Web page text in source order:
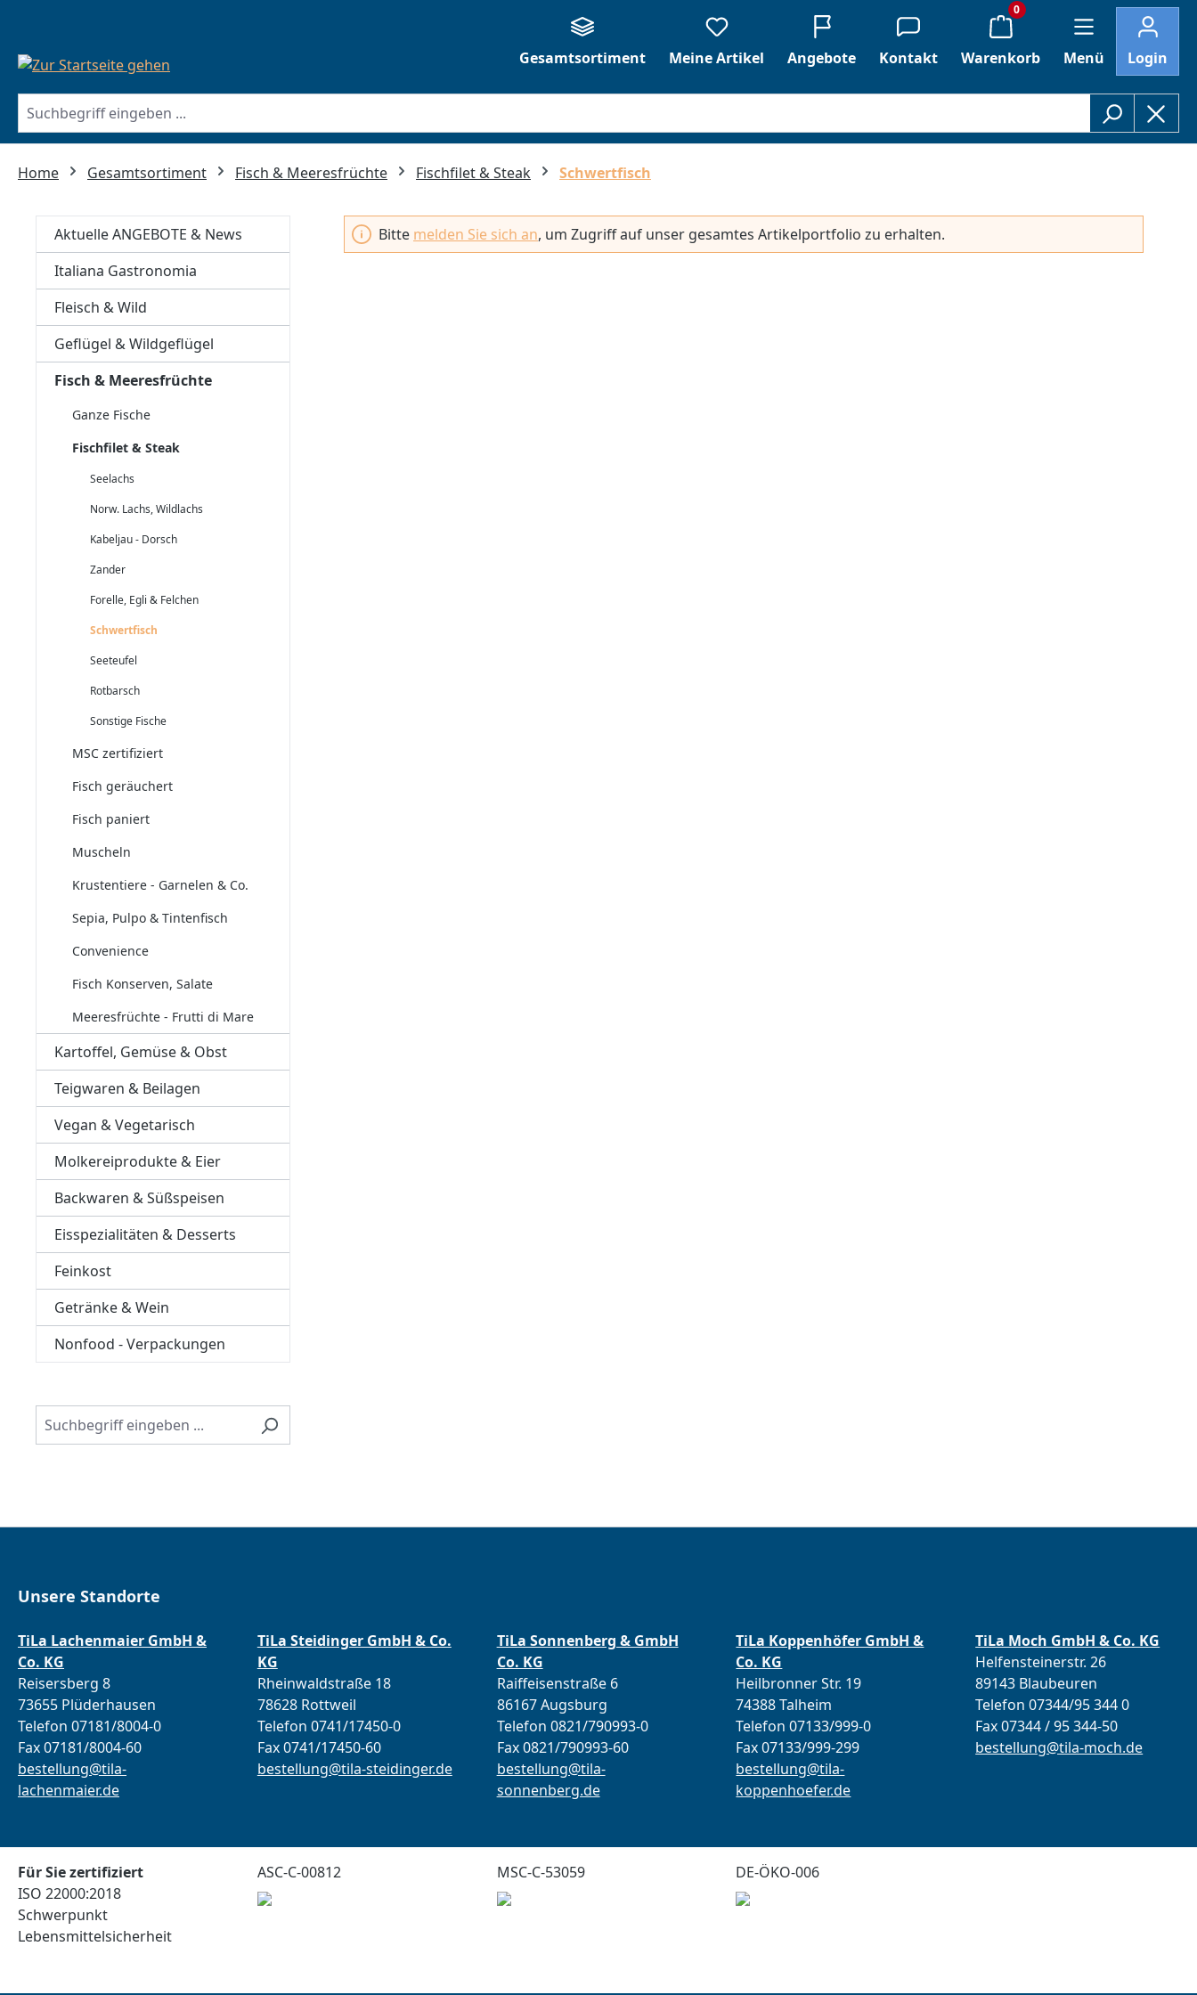
Gesamtsortiment
Meine Artikel Angebote Kontakt
0
Warenkorb Menü Login
Home Gesamtsortiment Fisch & Meeresfrüchte Fischfilet & Steak Schwertfisch
Aktuelle ANGEBOTE & News
Italiana Gastronomia
Fleisch & Wild
Geflügel & Wildgeflügel
Fisch & Meeresfrüchte
Ganze Fische
Fischfilet & Steak
Seelachs
Norw. Lachs, Wildlachs
Kabeljau - Dorsch
Zander
Forelle, Egli & Felchen
Schwertfisch
Seeteufel
Rotbarsch
Sonstige Fische
MSC zertifiziert
Fisch geräuchert
Fisch paniert
Muscheln
Krustentiere - Garnelen & Co.
Sepia, Pulpo & Tintenfisch
Convenience
Fisch Konserven, Salate
Meeresfrüchte - Frutti di Mare
Kartoffel, Gemüse & Obst
Teigwaren & Beilagen
Vegan & Vegetarisch
Molkereiprodukte & Eier
Backwaren & Süßspeisen
Eisspezialitäten & Desserts
Feinkost
Getränke & Wein
Nonfood - Verpackungen
Bitte melden Sie sich an, um Zugriff auf unser gesamtes Artikelportfolio zu erhalten.
Unsere Standorte
TiLa Lachenmaier GmbH &
Co. KG
Reisersberg 8
73655 Plüderhausen
Telefon 07181/8004-0
Fax 07181/8004-60
bestellung@tila-
lachenmaier.de
TiLa Steidinger GmbH & Co.
KG
Rheinwaldstraße 18
78628 Rottweil
Telefon 0741/17450-0
Fax 0741/17450-60
bestellung@tila-steidinger.de
TiLa Sonnenberg & GmbH
Co. KG
Raiffeisenstraße 6
86167 Augsburg
Telefon 0821/790993-0
Fax 0821/790993-60
bestellung@tila-
sonnenberg.de
TiLa Koppenhöfer GmbH &
Co. KG
Heilbronner Str. 19
74388 Talheim
Telefon 07133/999-0
Fax 07133/999-299
bestellung@tila-
koppenhoefer.de
TiLa Moch GmbH & Co. KG
Helfensteinerstr. 26
89143 Blaubeuren
Telefon 07344/95 344 0
Fax 07344 / 95 344-50
bestellung@tila-moch.de
Für Sie zertifiziert
ISO 22000:2018
Schwerpunkt
Lebensmittelsicherheit
ASC-C-00812 MSC-C-53059 DE-ÖKO-006